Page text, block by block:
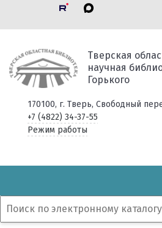
Тверская
научная
Горького
170100, г. Тверь, Свободный
+7 (4822) 34-37-55
Режим работы